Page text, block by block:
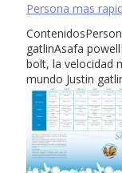
Persona mas
gatlinAsafa
bolt, la velocidad
mundo Justin